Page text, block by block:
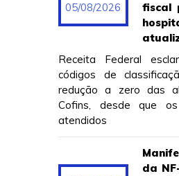
05/08/2026
fiscal
Receita Federal
códigos de
redução a zero das
Cofins, desde que
atendidos
da